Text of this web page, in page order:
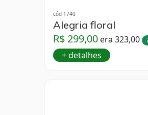
cód 1740
Alegria floral
R$ 299,00 era 323,00
+ detalhes